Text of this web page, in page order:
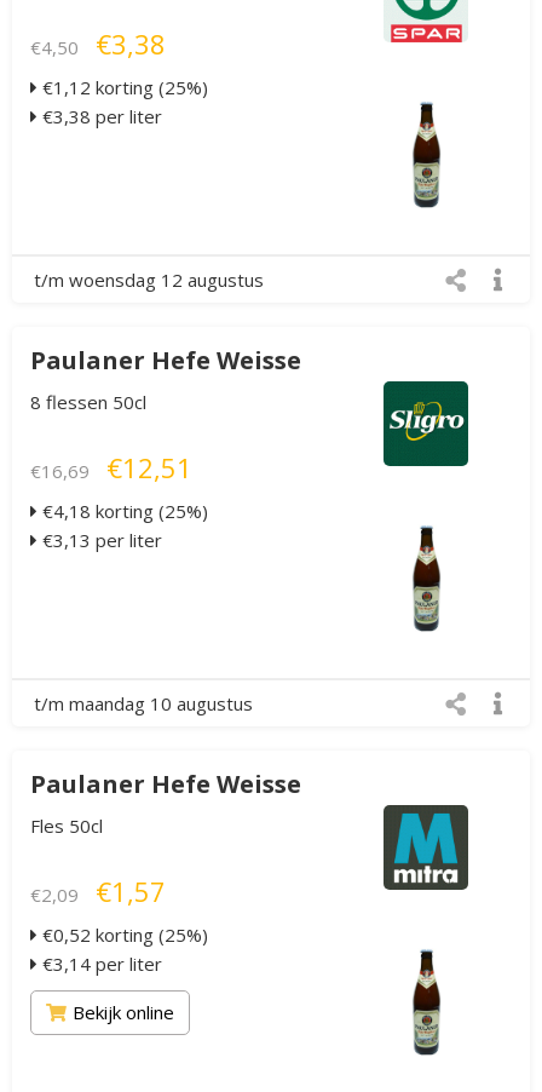
€4,50 €3,38
€1,12 korting (25%)
€3,38 per liter
t/m woensdag 12 augustus
Paulaner Hefe Weisse
8 flessen 50cl
€16,69 €12,51
€4,18 korting (25%)
€3,13 per liter
t/m maandag 10 augustus
Paulaner Hefe Weisse
Fles 50cl
€2,09 €1,57
€0,52 korting (25%)
€3,14 per liter
Bekijk online